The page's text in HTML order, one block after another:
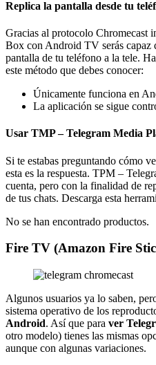
Replica la pantalla desde tu
Gracias al protocolo Chromecast
Box con Android TV serás capaz
pantalla de tu teléfono a la tele.
este método que debes conocer:
Únicamente funciona en
La aplicación se sigue
Usar TMP – Telegram Media
Si te estabas preguntando cómo
esta es la respuesta. TPM –
cuenta, pero con la finalidad de
de tus chats. Descarga esta
No se han encontrado productos.
Fire TV (Amazon Fire
Algunos usuarios ya lo saben,
sistema operativo de los
Android. Así que para ver
otro modelo) tienes las mismas
aunque con algunas variaciones.